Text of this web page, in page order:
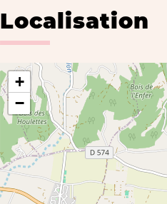
Localisation
+
−